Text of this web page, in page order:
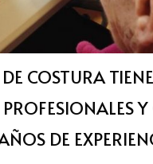
COSTURA TIENE
DE